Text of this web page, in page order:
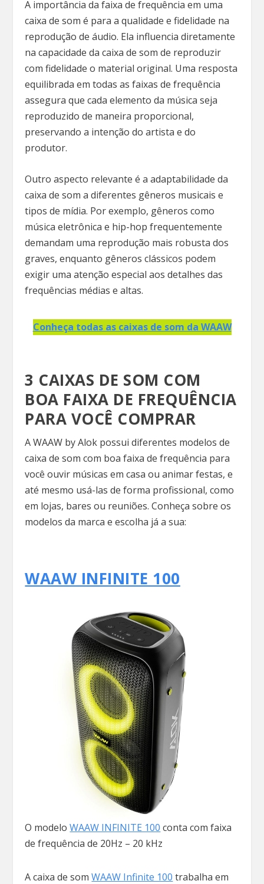
A importância da faixa de frequência em uma
caixa de som é para a qualidade e fidelidade na
reprodução de áudio. Ela influencia diretamente
na capacidade da caixa de som de reproduzir
com fidelidade o material original. Uma resposta
equilibrada em todas as faixas de frequência
assegura que cada elemento da música seja
reproduzido de maneira proporcional,
preservando a intenção do artista e do
produtor.
Outro aspecto relevante é a adaptabilidade da
caixa de som a diferentes gêneros musicais e
tipos de mídia. Por exemplo, gêneros como
música eletrônica e hip-hop frequentemente
demandam uma reprodução mais robusta dos
graves, enquanto gêneros clássicos podem
exigir uma atenção especial aos detalhes das
frequências médias e altas.
Conheça todas as caixas de som da WAAW
3 CAIXAS DE SOM COM
BOA FAIXA DE FREQUÊNCIA
PARA VOCÊ COMPRAR
A WAAW by Alok possui diferentes modelos de
caixa de som com boa faixa de frequência para
você ouvir músicas em casa ou animar festas, e
até mesmo usá-las de forma profissional, como
em lojas, bares ou reuniões. Conheça sobre os
modelos da marca e escolha já a sua:
WAAW INFINITE 100
O modeloWAAW INFINITE 100 conta com faixa
de frequência de 20Hz – 20 kHz
A caixa de somWAAW Infinite 100 trabalha em